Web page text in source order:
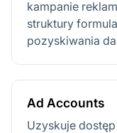
kampanie
struktury
pozyskiwania
Ad Accounts
Uzyskuje